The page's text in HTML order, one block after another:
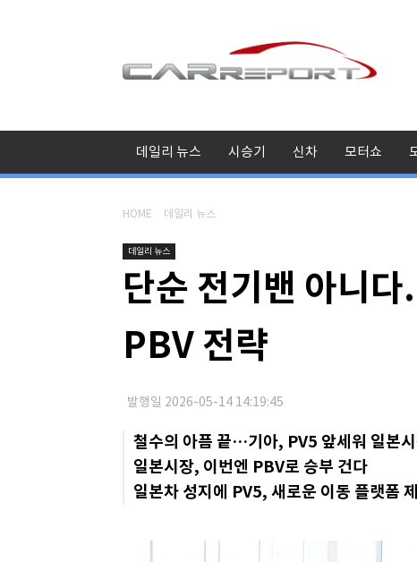
데일리 뉴스 시승기 신차 모터쇼
HOME 데일리 뉴스
데일리 뉴스
단순 전기밴 아니다
PBV 전략
발행일 2026-05-14 14:19:45
철수의 아픔 끝…기아, PV5 앞세워 일본
일본시장, 이번엔 PBV로 승부 건다
일본차 성지에 PV5, 새로운 이동 플랫폼